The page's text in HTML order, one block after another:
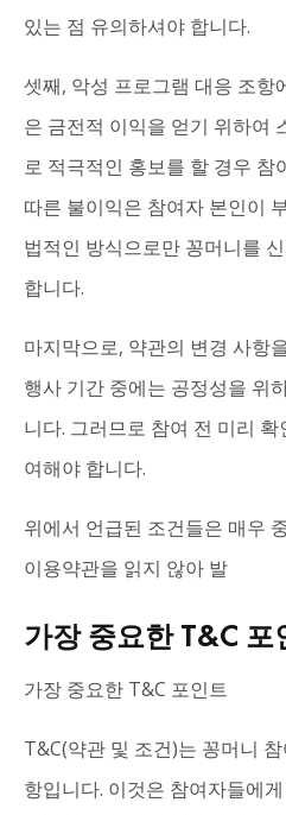
있는 점 유의하셔야 합니다.
셋째, 악성 프로그램 대응 조항
은 금전적 이익을 얻기 위하여
로 적극적인 홍보를 할 경우 참
따른 불이익은 참여자 본인이
법적인 방식으로만 꽁머니를
합니다.
마지막으로, 약관의 변경 사항
행사 기간 중에는 공정성을 위
니다. 그러므로 참여 전 미리
여해야 합니다.
위에서 언급된 조건들은 매우
이용약관을 읽지 않아 발
가장 중요한 T&C 포
가장 중요한 T&C 포인트
T&C(약관 및 조건)는 꽁머니
항입니다. 이것은 참여자들에